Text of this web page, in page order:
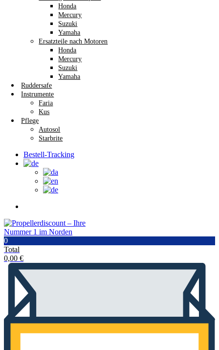
Honda
Mercury
Suzuki
Yamaha
Ersatzteile nach Motoren
Honda
Mercury
Suzuki
Yamaha
Ruddersafe
Instrumente
Faria
Kus
Pflege
Autosol
Starbrite
Bestell-Tracking
0
Total
0,00 €